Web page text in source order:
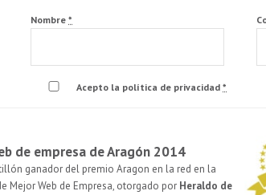
Nombre *
Acepto la política de privacidad *
de empresa de Aragón 2014
ganador del premio Aragon en la red en la
Mejor Web de Empresa, otorgado por Heraldo de